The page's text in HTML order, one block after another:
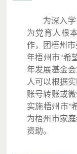
为深入
为党育人根
作，团梧州
年梧州市“希
年发展基金
人可以根据
账号转账或
实施梧州市“
为梧州市家
资助。